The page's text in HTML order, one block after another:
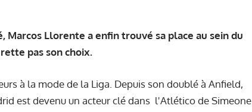
Marcos Llorente a enfin trouvé sa place au sein du
pas son choix.
à la mode de la Liga. Depuis son doublé à Anfield,
est devenu un acteur clé dans l'Atlético de Simeone.